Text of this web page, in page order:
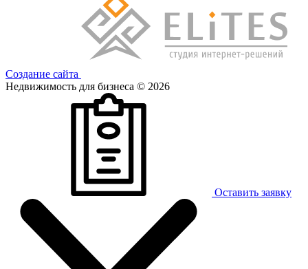
Создание сайта
Недвижимость для бизнеса © 2026
Оставить заявку